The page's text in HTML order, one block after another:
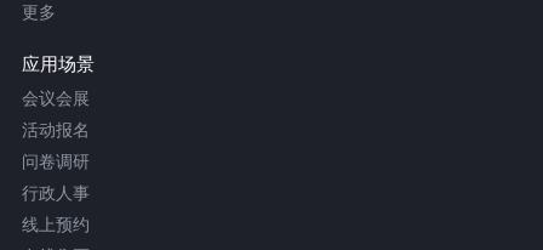
更多
应用场景
会议会展
活动报名
问卷调研
行政人事
线上预约